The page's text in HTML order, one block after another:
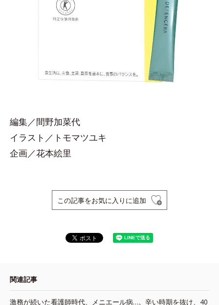
編集／間野加菜代
イラスト／トモマツユキ
企画／花本絵里
この記事をお気に入りに追加
関連記事
激務が続いた看護師時代、メニエール病…。辛い時期を抜け、40